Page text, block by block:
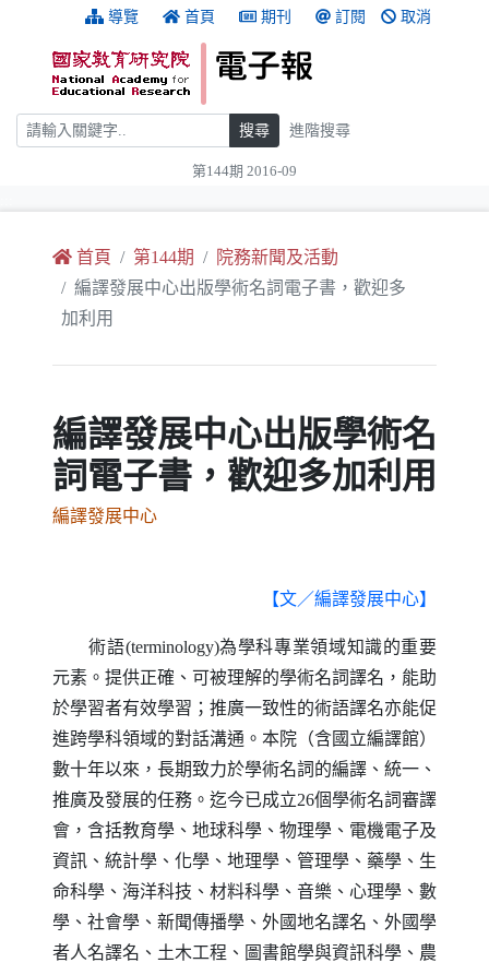
跳到主要內容 導覽 首頁 期刊 訂閱 取消
搜尋 搜尋 進階搜尋
第144期 2016-09
首頁 第144期
院務新聞及活動
編譯發展中心出版學術名詞電子書，歡迎多
加利用
編譯發展中心出版學術名
詞電子書，歡迎多加利用
編譯發展中心
【文／編譯發展中心】
術語(terminology)為學科專業領域知識的重要
元素。提供正確、可被理解的學術名詞譯名，能助
於學習者有效學習；推廣一致性的術語譯名亦能促
進跨學科領域的對話溝通。本院（含國立編譯館）
數十年以來，長期致力於學術名詞的編譯、統一、
推廣及發展的任務。迄今已成立26個學術名詞審譯
會，含括教育學、地球科學、物理學、電機電子及
資訊、統計學、化學、地理學、管理學、藥學、生
命科學、海洋科技、材料科學、音樂、心理學、數
學、社會學、新聞傳播學、外國地名譯名、外國學
者人名譯名、土木工程、圖書館學與資訊科學、農